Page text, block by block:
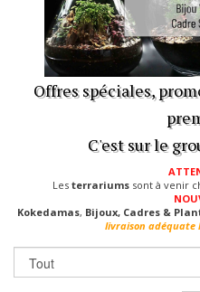
Offres spéciales,
C'est sur le
Lesterrariums sont à venir
Kokedamas, Bijoux, Cadres &
livraison adéquate